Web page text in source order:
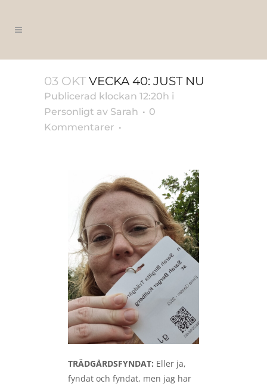
03 OKTVECKA 40: JUST NU
Publicerad klockan 12:20h i
Personligt av Sarah
0
Kommentarer
TRÄDGÅRDSFYNDAT: Eller ja,
fyndat och fyndat, men jag har